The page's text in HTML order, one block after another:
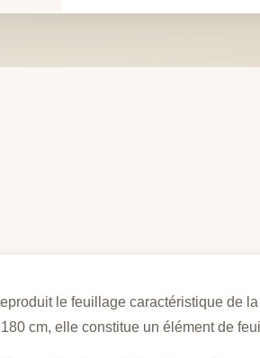
divers
le feuillage caractéristique de
cm, elle constitue un élément de